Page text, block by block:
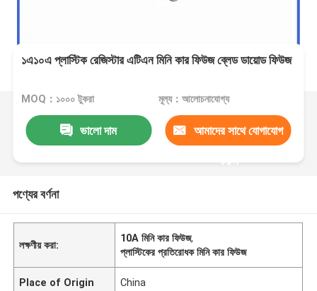
১এ১০এ প্লাস্টিক রেজিস্টার এটিএন মিনি কার ফিউজ ব্লেড ডায়োড ফিউজ
MOQ：১০০০ টুকরা মূল্য：আলোচনাযোগ্য
ভালো দাম আমাদের সাথে যোগাযোগ
করুন
পণ্যের বর্ণনা
লক্ষণীয় করা:
10A মিনি কার ফিউজ,
প্লাস্টিকের প্রতিরোধক মিনি কার ফিউজ
Place of Origin China